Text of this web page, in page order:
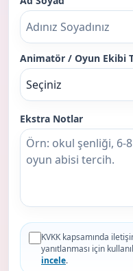
Animatör / Oyun Ekibi
Ekstra Notlar
KVKK kapsamında
yanıtlanması için
incele.